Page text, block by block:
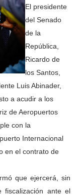
El presidente
del Senado
de la
República,
Ricardo de
los Santos,
Luis Abinader,
a acudir a los
de Aeropuertos
con la
Internacional
en el contrato de
que ejercerá, sin
fiscalización ante el